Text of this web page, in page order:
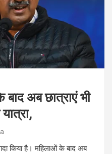
अब छात्राएं भी
किया है। महिलाओं के बाद अब